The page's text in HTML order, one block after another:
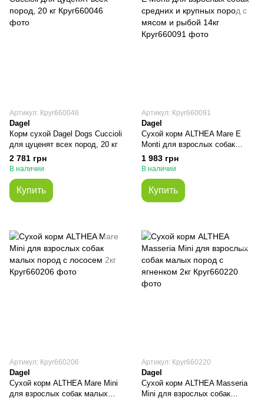
Артикул: Круг660046
Dagel
Корм сухой Dagel Dogs Cuccioli
для цуценят всех пород, 20 кг
2 781 грн
В наличии
Купить
Артикул: Круг660091
Dagel
Сухой корм ALTHEA Mare E
Monti для взрослых собак
средних и крупных пород с
мясом и рыбой 14кг
1 983 грн
В наличии
Купить
Артикул: Круг660206
Dagel
Сухой корм ALTHEA Mare Mini
для взрослых собак малых
Артикул: Круг660220
Dagel
Сухой корм ALTHEA Masseria
Mini для взрослых собак